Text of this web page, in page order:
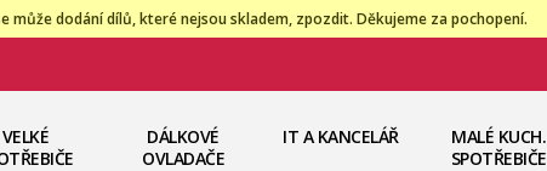
může dodání dílů, které nejsou skladem, zpozdit. Děkujeme za pochopení.
VELKÉ
DÁLKOVÉ
OVLADAČE
IT A KANCELÁŘ
MALÉ KUCH.
SPOTŘEBIČE